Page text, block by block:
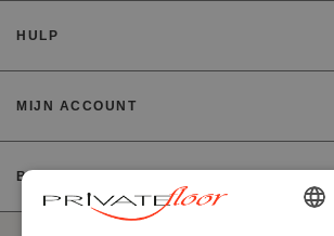
HULP
MIJN ACCOUNT
BETALING